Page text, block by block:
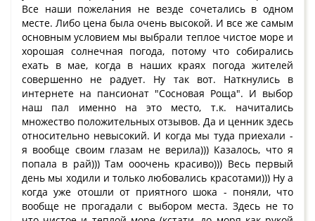
Все наши пожелания не везде сочетались в одном
месте. Либо цена была очень высокой. И все же самым
основным условием мы выбрали теплое чистое море и
хорошая солнечная погода, потому что собирались
ехать в мае, когда в наших краях погода жителей
совершенно не радует. Ну так вот. Наткнулись в
интернете на пансионат "Сосновая Роща". И выбор
наш пал именно на это место, т.к. начитались
множество положительных отзывов. Да и ценник здесь
относительно невысокий. И когда мы туда приехали -
я вообще своим глазам не верила))) Казалось, что я
попала в рай))) Там ооочень красиво))) Весь первый
день мы ходили и только любовались красотами))) Ну а
когда уже отошли от приятного шока - поняли, что
вообще не прогадали с выбором места. Здесь не то